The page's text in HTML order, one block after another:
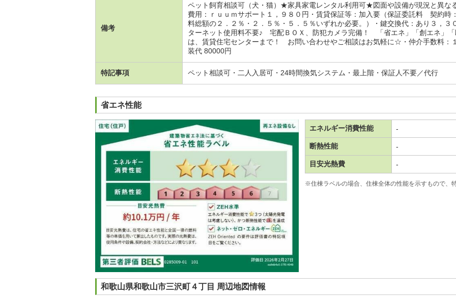
備考
ペット飼育相談可（犬・猫）★家具家電レンタル利用可★図面や設備が現況と異な
費用：ｒｕｕｍサポート１，９８０円・賃貸保証等：加入要（保証委託料 契約時
料総額の２．２％・２．５％・５．５％いずれか必要。）・鍵交換代：あり３
ターネット使用料不要♪ 宅配ＢＯＸ、防犯カメラ完備！ 「省エネ」「創エネ」
は、賃貸住宅センターまで！ お問い合わせやご相談はお気軽に☆・仲介手数料：
装代 80000円
特記事項 ペット相談可・二人入居可・24時間換気システム・最上階・保証人不要／代行
省エネ性能
エネルギー消費性能 -
断熱性能 -
目安光熱費 -
※住棟ラベルの場合、住棟全体の性能を示すもので、
和歌山県和歌山市三沢町４丁目 周辺地図情報